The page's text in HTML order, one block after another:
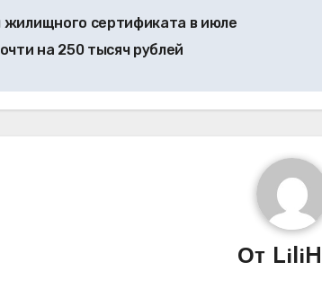
жилищного сертификата в июле
на 250 тысяч рублей
От